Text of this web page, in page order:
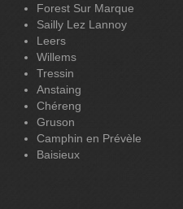
Forest Sur Marque
Sailly Lez Lannoy
Leers
Willems
Tressin
Anstaing
Chéreng
Gruson
Camphin en Prévèle
Baisieux